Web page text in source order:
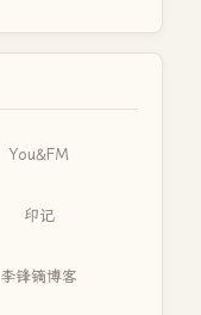
You&FM
印记
李锋镝博客